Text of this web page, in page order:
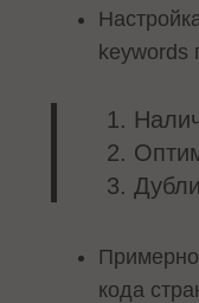
keywords
Дубли
кода